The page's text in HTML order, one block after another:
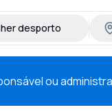
desporto
ou